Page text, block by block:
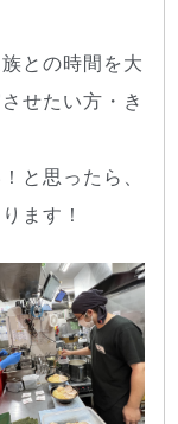
との時間を大
せたい方・き
と思ったら、
ます！